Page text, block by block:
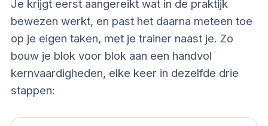
Je krijgt eerst aangereikt wat in de praktijk
bewezen werkt, en past het daarna meteen toe
op je eigen taken, met je trainer naast je. Zo
bouw je blok voor blok aan een handvol
kernvaardigheden, elke keer in dezelfde drie
stappen: